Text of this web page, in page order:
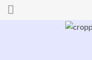
Search for: